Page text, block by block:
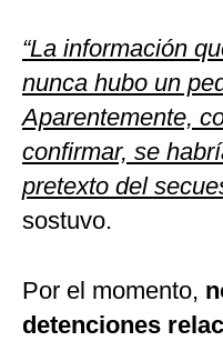
“La información
nunca hubo un
Aparentemente,
confirmar, se
pretexto del
sostuvo.
Por el momento,
detenciones